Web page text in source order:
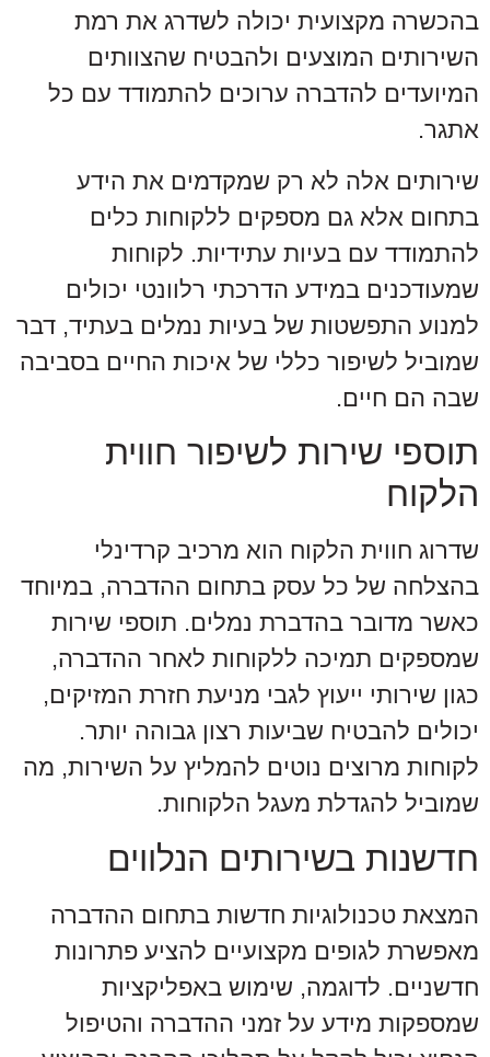
בהכשרה מקצועית יכולה לשדרג את רמת
השירותים המוצעים ולהבטיח שהצוותים
המיועדים להדברה ערוכים להתמודד עם כל
אתגר.
שירותים אלה לא רק שמקדמים את הידע
בתחום אלא גם מספקים ללקוחות כלים
להתמודד עם בעיות עתידיות. לקוחות
שמעודכנים במידע הדרכתי רלוונטי יכולים
למנוע התפשטות של בעיות נמלים בעתיד, דבר
שמוביל לשיפור כללי של איכות החיים בסביבה
שבה הם חיים.
תוספי שירות לשיפור חווית
הלקוח
שדרוג חווית הלקוח הוא מרכיב קרדינלי
בהצלחה של כל עסק בתחום ההדברה, במיוחד
כאשר מדובר בהדברת נמלים. תוספי שירות
שמספקים תמיכה ללקוחות לאחר ההדברה,
כגון שירותי ייעוץ לגבי מניעת חזרת המזיקים,
יכולים להבטיח שביעות רצון גבוהה יותר.
לקוחות מרוצים נוטים להמליץ על השירות, מה
שמוביל להגדלת מעגל הלקוחות.
חדשנות בשירותים הנלווים
המצאת טכנולוגיות חדשות בתחום ההדברה
מאפשרת לגופים מקצועיים להציע פתרונות
חדשניים. לדוגמה, שימוש באפליקציות
שמספקות מידע על זמני ההדברה והטיפול